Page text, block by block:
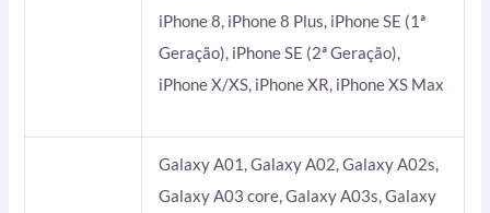
iPhone 8, iPhone 8 Plus, iPhone SE (1ª
Geração), iPhone SE (2ª Geração),
iPhone X/XS, iPhone XR, iPhone XS Max
Galaxy A01, Galaxy A02, Galaxy A02s,
Galaxy A03 core, Galaxy A03s, Galaxy